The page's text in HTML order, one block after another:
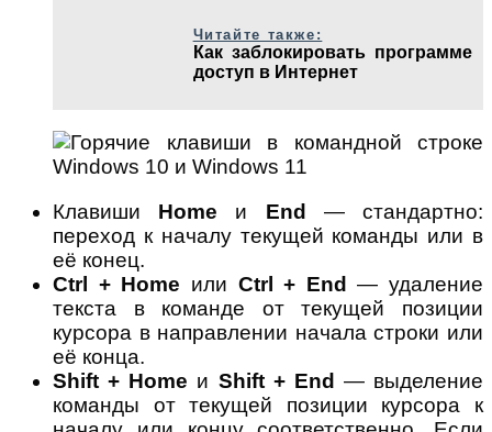
Читайте также:
Как заблокировать программе
доступ в Интернет
Клавиши Home и End
— стандартно:
переход к началу текущей команды или в
её конец.
Ctrl + Home или Ctrl + End
— удаление
текста в команде от текущей позиции
курсора в направлении начала строки или
её конца.
Shift + Home и Shift + End — выделение
команды от текущей позиции курсора к